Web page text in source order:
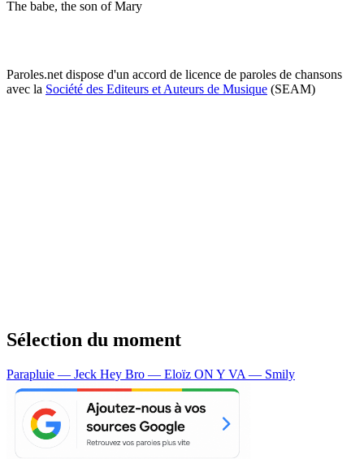
The babe, the son of Mary
Paroles.net dispose d'un accord de licence de paroles de chansons
avec la Société des Editeurs et Auteurs de Musique (SEAM)
Sélection du moment
Parapluie — Jeck Hey Bro — Eloïz ON Y VA — Smily